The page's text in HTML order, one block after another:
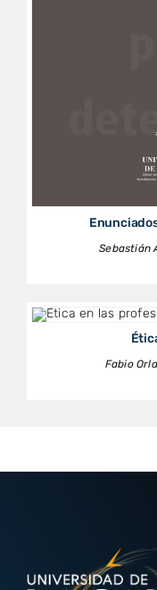
Sebastián
Fabio